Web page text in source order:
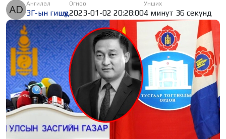
Ангилал
ЗГ-ын гишүүд
Огноо
2023-01-02 20:28:00
Унших
4 минут 36 секунд